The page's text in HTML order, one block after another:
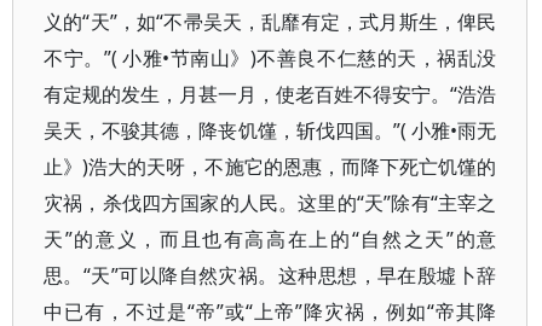
义的“天’’，如“不帚吴天，乱靡有定，式月斯生，俾民
不宁。”( 小雅•节南山》)不善良不仁慈的天，祸乱没
有定规的发生，月甚一月，使老百姓不得安宁。“浩浩
吴天，不骏其德，降丧饥馑，斩伐四国。”( 小雅•雨无
止》)浩大的天呀，不施它的恩惠，而降下死亡饥馑的
灾祸，杀伐四方国家的人民。这里的“天”除有“主宰之
天”的意义，而且也有高高在上的“自然之天”的意
思。“天”可以降自然灾祸。这种思想，早在殷墟卜辞
中已有，不过是“帝”或“上帝”降灾祸，例如“帝其降